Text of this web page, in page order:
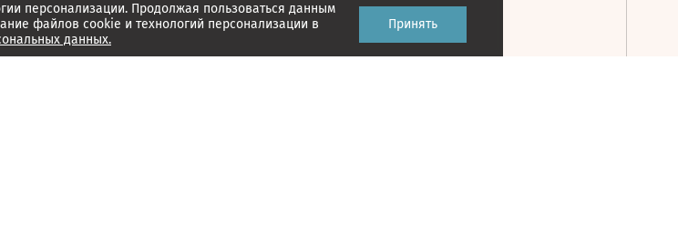
персонализации. Продолжая пользоваться данным
файлов cookie и технологий персонализации в
данных.
Принять